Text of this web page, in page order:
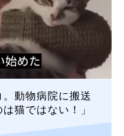
動物病院に搬送
猫ではない！」